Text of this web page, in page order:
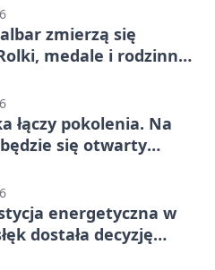
zmierzą się
medale i rodzinna
łączy pokolenia. Na
się otwarty
energetyczna w
dostała decyzję